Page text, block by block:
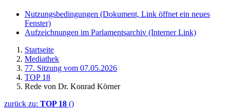
Nutzungsbedingungen (Dokument, Link öffnet ein neues
Fenster)
Aufzeichnungen im Parlamentsarchiv (Interner Link)
Startseite
Mediathek
77. Sitzung vom 07.05.2026
TOP 18
Rede von Dr. Konrad Körner
zurück zu: TOP 18 ()